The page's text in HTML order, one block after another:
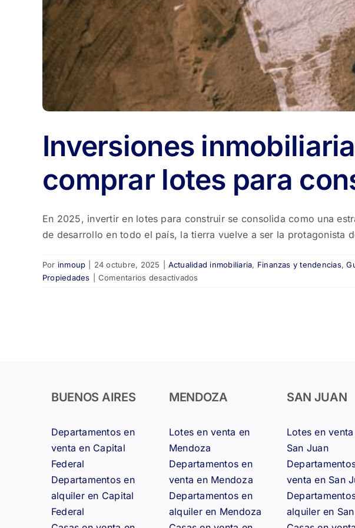
Inversiones
comprar lotes para
En 2025, invertir en lotes para construir se consolida como una
de desarrollo en todo el país, la tierra vuelve a ser la protagonista
Por inmoup 24 octubre, 2025 Actualidad inmobiliaria, Finanzas y tendencias,
Propiedades
Comentarios desactivados
para
BUENOS AIRES
Departamentos en
venta en Capital
Federal
Departamentos en
alquiler en Capital
Federal
MENDOZA
Lotes en venta en
Mendoza
Departamentos en
venta en Mendoza
Departamentos en
alquiler en Mendoza
SAN JUAN
Lotes en
San Juan
venta en San
alquiler en